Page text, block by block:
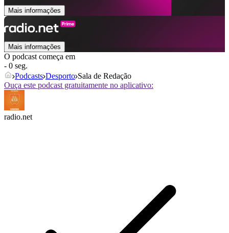
Mais informações
Mais informações
O podcast começa em
- 0 seg.
Podcasts Desporto Sala de Redação
Ouça este podcast gratuitamente no aplicativo:
radio.net